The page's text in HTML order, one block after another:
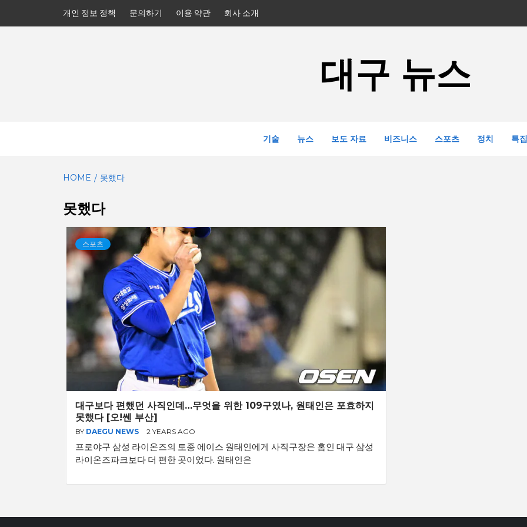
개인 정보 정책 문의하기 이용 약관 회사 소개
대구 뉴스
기술 뉴스 보도 자료 비즈니스 스포츠 정치 특집
HOME 못했다
못했다
스포츠
대구보다 편했던 사직인데…무엇을 위한 109구였나, 원태인은 포효하지
못했다 [오!쎈 부산]
BY DAEGU NEWS 2 YEARS AGO
프로야구 삼성 라이온즈의 토종 에이스 원태인에게 사직구장은 홈인 대구 삼성
라이온즈파크보다 더 편한 곳이었다. 원태인은